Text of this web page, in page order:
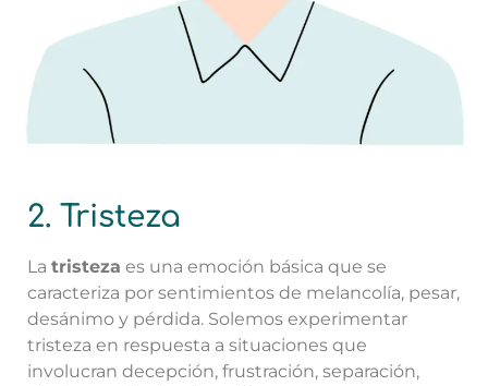
2. Tristeza
La tristeza es una emoción básica que se
caracteriza por sentimientos de melancolía, pesar,
desánimo y pérdida. Solemos experimentar
tristeza en respuesta a situaciones que
involucran decepción, frustración, separación,